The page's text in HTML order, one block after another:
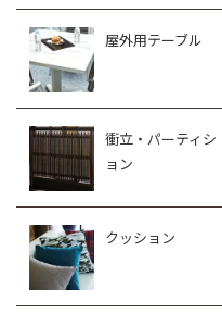
屋外用テーブル
衝立・パーティシ
ョン
クッション